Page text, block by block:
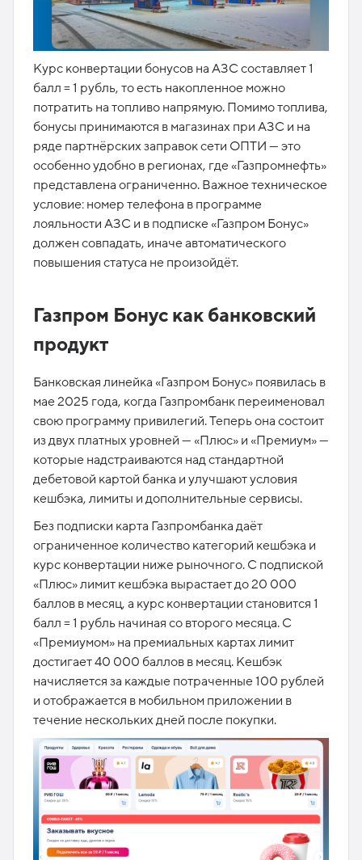
Курс конвертации бонусов на АЗС составляет 1
балл = 1 рубль, то есть накопленное можно
потратить на топливо напрямую. Помимо топлива,
бонусы принимаются в магазинах при АЗС и на
ряде партнёрских заправок сети ОПТИ — это
особенно удобно в регионах, где «Газпромнефть»
представлена ограниченно. Важное техническое
условие: номер телефона в программе
лояльности АЗС и в подписке «Газпром Бонус»
должен совпадать, иначе автоматического
повышения статуса не произойдёт.
Газпром Бонус как банковский
продукт
Банковская линейка «Газпром Бонус» появилась в
мае 2025 года, когда Газпромбанк переименовал
свою программу привилегий. Теперь она состоит
из двух платных уровней — «Плюс» и «Премиум» —
которые надстраиваются над стандартной
дебетовой картой банка и улучшают условия
кешбэка, лимиты и дополнительные сервисы.​
Без подписки карта Газпромбанка даёт
ограниченное количество категорий кешбэка и
курс конвертации ниже рыночного. С подпиской
«Плюс» лимит кешбэка вырастает до 20 000
баллов в месяц, а курс конвертации становится 1
балл = 1 рубль начиная со второго месяца. С
«Премиумом» на премиальных картах лимит
достигает 40 000 баллов в месяц. Кешбэк
начисляется за каждые потраченные 100 рублей
и отображается в мобильном приложении в
течение нескольких дней после покупки.​